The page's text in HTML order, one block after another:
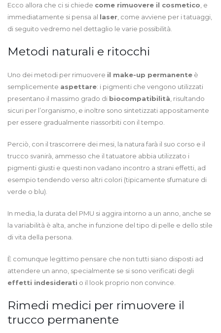
Ecco allora che ci si chiede come rimuovere il cosmetico , e
immediatamente si pensa al laser , come avviene per i tatuaggi,
di seguito vedremo nel dettaglio le varie possibilità.
Metodi naturali e ritocchi
Uno dei metodi per rimuovere il make-up permanente è
semplicemente aspettare: i pigmenti che vengono utilizzati
presentano il massimo grado di biocompatibilità , risultando
sicuri per l’organismo, e inoltre sono sintetizzati appositamente
per essere gradualmente riassorbiti con il tempo.
Perciò, con il trascorrere dei mesi, la natura farà il suo corso e il
trucco svanirà, ammesso che il tatuatore abbia utilizzato i
pigmenti giusti e questi non vadano incontro a strani effetti, ad
esempio tendendo verso altri colori (tipicamente sfumature di
verde o blu).
In media, la durata del PMU si aggira intorno a un anno, anche se
la variabilità è alta, anche in funzione del tipo di pelle e dello stile
di vita della persona.
È comunque legittimo pensare che non tutti siano disposti ad
attendere un anno, specialmente se si sono verificati degli
effetti indesiderati o il look proprio non convince.
Rimedi medici per rimuovere il
trucco permanente